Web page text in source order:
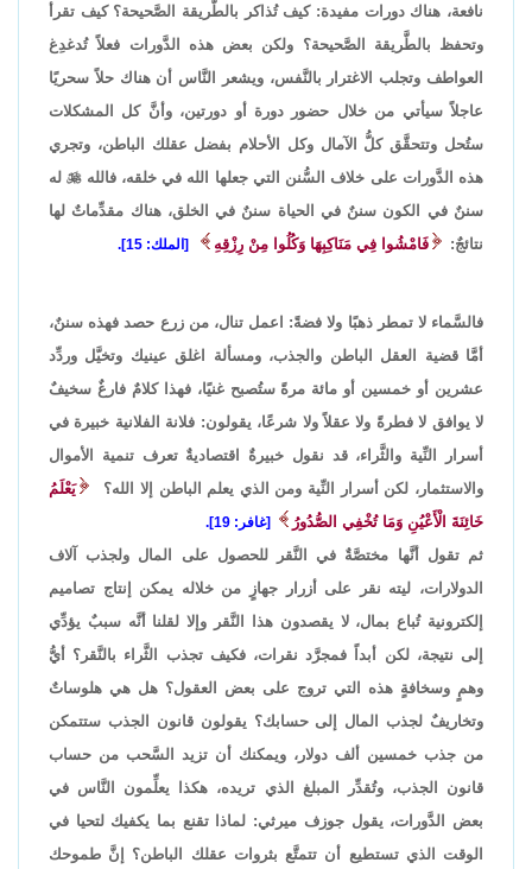
نافعة، هناك دورات مفيدة: كيف تُذاكر بالطَّريقة الصَّحيحة؟ كيف تقرأ
وتحفظ بالطَّريقة الصَّحيحة؟ ولكن بعض هذه الدَّورات فعلاً تُدغدِغ
العواطف وتجلب الاغترار بالنَّفس، ويشعر النَّاس أن هناك حلاً سحريًا
عاجلاً سيأتي من خلال حضور دورة أو دورتين، وأنَّ كل المشكلات
ستُحل وتتحقَّق كلُّ الآمال وكل الأحلام بفضل عقلك الباطن، وتجري
هذه الدَّورات على خلاف السُّنن التي جعلها الله في خلقه، فاللهله
سننٌ في الكون سننٌ في الحياة سننٌ في الخلق، هناك مقدِّماتٌ لها
نتائجٌ:
فَامْشُوا فِي مَنَاكِبِهَا وَكُلُوا مِنْ رِزْقِهِ [الملك: 15].
فالسَّماء لا تمطر ذهبًا ولا فضةً: اعمل تنال، من زرع حصد فهذه سننٌ،
أمَّا قضية العقل الباطن والجذب، ومسألة اغلق عينيك وتخيَّل وردِّد
عشرين أو خمسين أو مائة مرةً ستُصبح غنيًا، فهذا كلامٌ فارغٌ سخيفٌ
لا يوافق لا فطرةً ولا عقلاً ولا شرعًا، يقولون: فلانة الفلانية خبيرة في
أسرار النِّية والثَّراء، قد نقول خبيرةٌ اقتصاديةٌ تعرف تنمية الأموال
والاستثمار، لكن أسرار النِّية ومن الذي يعلم الباطن إلا الله؟
يَعْلَمُ
خَائِنَةَ الْأَعْيُنِ وَمَا تُخْفِي الصُّدُورُ
[غافر: 19].
ثم تقول أنَّها مختصَّةٌ في النَّقر للحصول على المال ولجذب آلاف
الدولارات، ليته نقر على أزرار جهازٍ من خلاله يمكن إنتاج تصاميم
إلكترونية تُباع بمال، لا يقصدون هذا النَّقر وإلا لقلنا أنَّه سببٌ يؤدِّي
إلى نتيجة، لكن أبداً فمجرَّد نقرات، فكيف تجذب الثَّراء بالنَّقر؟ أيُّ
وهمٍ وسخافةٍ هذه التي تروج على بعض العقول؟ هل هي هلوساتٌ
وتخاريفٌ لجذب المال إلى حسابك؟ يقولون قانون الجذب ستتمكن
من جذب خمسين ألف دولار، ويمكنك أن تزيد السَّحب من حساب
قانون الجذب، وتُقدِّر المبلغ الذي تريده، هكذا يعلِّمون النَّاس في
بعض الدَّورات، يقول جوزف ميرثي: لماذا تقنع بما يكفيك لتحيا في
الوقت الذي تستطيع أن تتمتَّع بثروات عقلك الباطن؟ إنَّ طموحك